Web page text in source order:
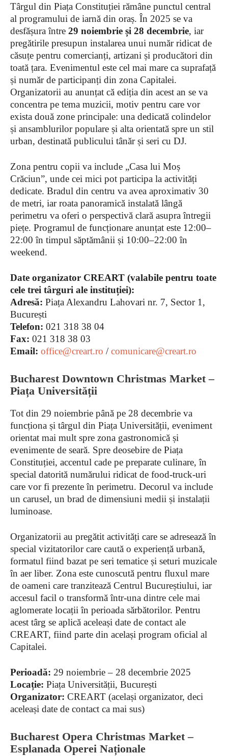
Târgul din Piața Constituției rămâne punctul central
al programului de iarnă din oraș. În 2025 se va
desfășura între 29 noiembrie și 28 decembrie, iar
pregătirile presupun instalarea unui număr ridicat de
căsuțe pentru comercianți, artizani și producători din
toată țara. Evenimentul este cel mai mare ca suprafață
și număr de participanți din zona Capitalei.
Organizatorii au anunțat că ediția din acest an se va
concentra pe tema muzicii, motiv pentru care vor
exista două zone principale: una dedicată colindelor
și ansamblurilor populare și alta orientată spre un stil
urban, destinată publicului tânăr și seri cu DJ.
Zona pentru copii va include „Casa lui Moș
Crăciun”, unde cei mici pot participa la activități
dedicate. Bradul din centru va avea aproximativ 30
de metri, iar roata panoramică instalată lângă
perimetru va oferi o perspectivă clară asupra întregii
piețe. Programul de funcționare anunțat este 12:00–
22:00 în timpul săptămânii și 10:00–22:00 în
weekend.
Date organizator CREART (valabile pentru toate
cele trei târguri ale instituției):
Adresă: Piața Alexandru Lahovari nr. 7, Sector 1,
București
Telefon: 021 318 38 04
Fax: 021 318 38 03
Email: office@creart.ro /comunicare@creart.ro
Bucharest Downtown Christmas Market –
Piața Universității
Tot din 29 noiembrie până pe 28 decembrie va
funcționa și târgul din Piața Universității, eveniment
orientat mai mult spre zona gastronomică și
evenimente de seară. Spre deosebire de Piața
Constituției, accentul cade pe preparate culinare, în
special datorită numărului ridicat de food-truck-uri
care vor fi prezente în perimetru. Decorul va include
un carusel, un brad de dimensiuni medii și instalații
luminoase.
Organizatorii au pregătit activități care se adresează în
special vizitatorilor care caută o experiență urbană,
formatul fiind bazat pe seri tematice și seturi muzicale
în aer liber. Zona este cunoscută pentru fluxul mare
de oameni care tranzitează Centrul Bucureștiului, iar
accesul facil o transformă într-una dintre cele mai
aglomerate locații în perioada sărbătorilor. Pentru
acest târg se aplică aceleași date de contact ale
CREART, fiind parte din același program oficial al
Capitalei.
Perioadă: 29 noiembrie – 28 decembrie 2025
Locație: Piața Universității, București
Organizator: CREART (același organizator, deci
aceleași date de contact ca mai sus)
Bucharest Opera Christmas Market –
Esplanada Operei Naționale